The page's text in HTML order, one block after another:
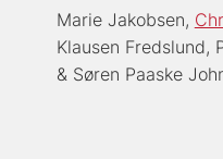
Marie Jakobsen
Klausen Fredslund
Søren Paaske